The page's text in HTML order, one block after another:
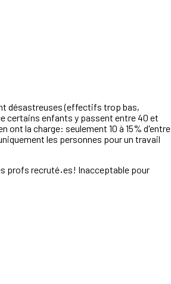
désastreuses (effectifs trop bas,
certains enfants y passent entre 40 et
ont la charge: seulement 10 à 15% d'entre
les personnes pour un travail
profs recruté·es! Inacceptable pour